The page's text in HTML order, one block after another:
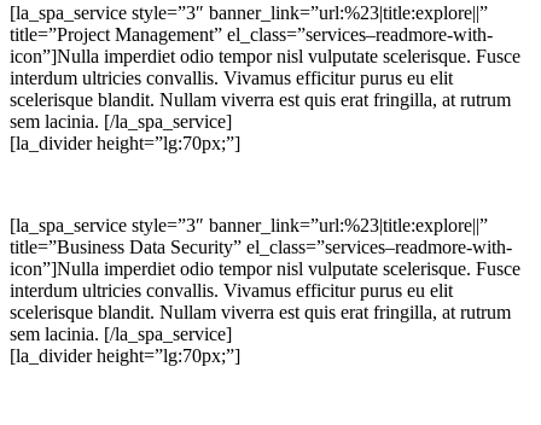
[la_spa_service style=”3″ banner_link=”url:%23|title:explore||”
title=”Project Management” el_class=”services–readmore-with-
icon”]Nulla imperdiet odio tempor nisl vulputate scelerisque. Fusce
interdum ultricies convallis. Vivamus efficitur purus eu elit
scelerisque blandit. Nullam viverra est quis erat fringilla, at rutrum
sem lacinia. [/la_spa_service]
[la_divider height=”lg:70px;”]
[la_spa_service style=”3″ banner_link=”url:%23|title:explore||”
title=”Business Data Security” el_class=”services–readmore-with-
icon”]Nulla imperdiet odio tempor nisl vulputate scelerisque. Fusce
interdum ultricies convallis. Vivamus efficitur purus eu elit
scelerisque blandit. Nullam viverra est quis erat fringilla, at rutrum
sem lacinia. [/la_spa_service]
[la_divider height=”lg:70px;”]